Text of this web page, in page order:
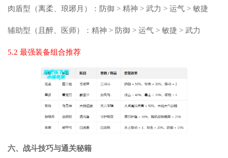
肉盾型（离柔、琅琊月）：防御 > 精神 > 武力 > 运气 > 敏捷
辅助型（且醉、医师）：精神 > 防御 > 运气 > 敏捷 > 武力
5.2 最强装备组合推荐
六、战斗技巧与通关秘籍